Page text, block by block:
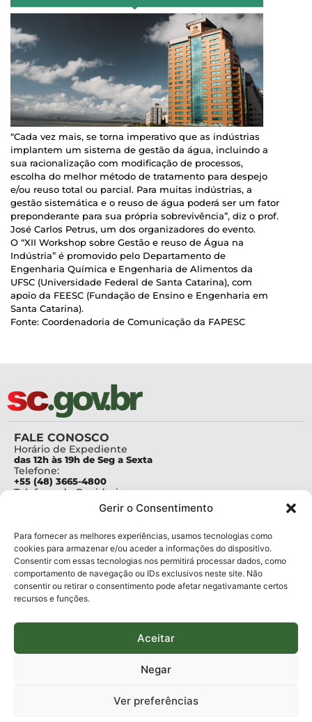
Gerir o Consentimento
Para fornecer as melhores experiências, usamos tecnologias como
cookies para armazenar e/ou aceder a informações do dispositivo.
Consentir com essas tecnologias nos permitirá processar dados, como
comportamento de navegação ou IDs exclusivos neste site. Não
consentir ou retirar o consentimento pode afetar negativamante certos
recursos e funções.
Aceitar
Negar
Ver preferências
“Cada vez mais, se torna imperativo que as indústrias
implantem um sistema de gestão da água, incluindo a
sua racionalização com modificação de processos,
escolha do melhor método de tratamento para despejo
e/ou reuso total ou parcial. Para muitas indústrias, a
gestão sistemática e o reuso de água poderá ser um fator
preponderante para sua própria sobrevivência”, diz o prof.
José Carlos Petrus, um dos organizadores do evento.
O “XII Workshop sobre Gestão e reuso de Água na
Indústria” é promovido pelo Departamento de
Engenharia Química e Engenharia de Alimentos da
UFSC (Universidade Federal de Santa Catarina), com
apoio da FEESC (Fundação de Ensino e Engenharia em
Santa Catarina).
Fonte: Coordenadoria de Comunicação da FAPESC
FALE CONOSCO
Horário de Expediente
das 12h às 19h de Seg a Sexta
Telefone:
+55 (48) 3665-4800
Telefone da Ouvidoria
Para assuntos relacionados à Pesquisa
pesquisa@fapesc.sc.gov.br
Para assuntos relacionados à Inovação
inovacao@fapesc.sc.gov.br
Para assuntos relacionados à Bolsas
bolsas@fapesc.sc.gov.br
Para assuntos relacionados à Prestação de Contas
Para assuntos relacionados à Plataforma
plataforma@fapesc.sc.gov.br
Jair Artur da Silva dpo@fapesc.sc.gov.br 3665-4831
km 01, Módulo 12A, Edifício Fapesc / Celta, 5° andar